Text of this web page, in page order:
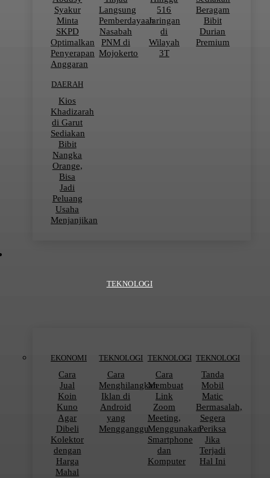
Syakur
Minta
SKPD
Optimalkan
Penyerapan
Anggaran
Langsung
Pemberdayaan
Nasabah
PNM di
Mojokerto
516
Jaringan
di
Wilayah
3T
Beragam
Bibit
Durian
Premium
DAERAH
Kios
Khadizarah
di Garut
Sediakan
Bibit
Nangka
Orange,
Bisa
Jadi
Peluang
Usaha
Menjanjikan
TEKNOLOGI
EKONOMI
Cara
Jual
Koin
Kuno
Agar
Dibeli
Kolektor
dengan
Harga
Mahal
TEKNOLOGI
Cara
Menghilangkan
Iklan di
Android
yang
Mengganggu
TEKNOLOGI
Cara
Membuat
Link
Zoom
Meeting,
Menggunakan
Smartphone
dan
Komputer
TEKNOLOGI
Tanda
Mobil
Matic
Bermasalah,
Segera
Periksa
Jika
Terjadi
Hal Ini